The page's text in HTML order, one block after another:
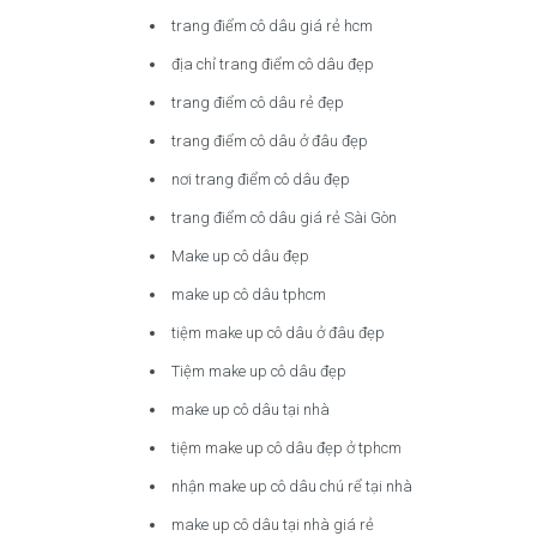
trang điểm cô dâu giá rẻ hcm
địa chỉ trang điểm cô dâu đẹp
trang điểm cô dâu rẻ đẹp
trang điểm cô dâu ở đâu đẹp
nơi trang điểm cô dâu đẹp
trang điểm cô dâu giá rẻ Sài Gòn
Make up cô dâu đẹp
make up cô dâu tphcm
tiệm make up cô dâu ở đâu đẹp
Tiệm make up cô dâu đẹp
make up cô dâu tại nhà
tiệm make up cô dâu đẹp ở tphcm
nhận make up cô dâu chú rể tại nhà
make up cô dâu tại nhà giá rẻ